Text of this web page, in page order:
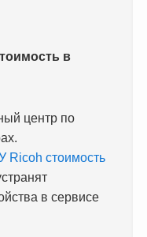
в
центр по
Ricoh стоимость
в сервисе